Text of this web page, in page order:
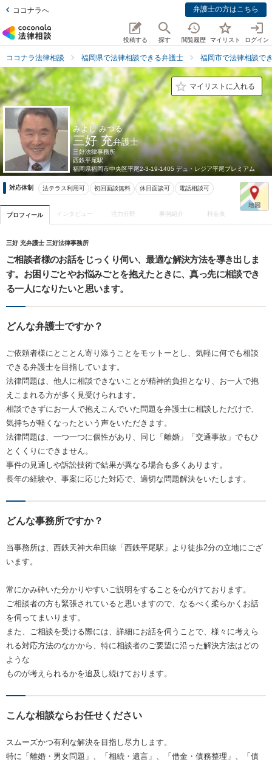
ココナラへ 弁護士の方はこちら
投稿する 探す 閲覧履歴 マイリスト ログイン
ココナラ法律相談 福岡県で法律相談できる弁護士 福岡市で法律相談で
マイリストに入れる
みよし みつる
三好 充弁護士
三好法律事務所
西鉄平尾駅
福岡県福岡市中央区平尾2-3-19-1405 デュ・レジア平尾プレミアム
対応体制 法テラス利用可 初回面談無料 休日面談可 電話相談可
プロフィール インタビュー 注力分野 事例紹介 料金表
三好 充弁護士 三好法律事務所
ご相談者様のお話をじっくり伺い、最適な解決方法を導き出しま
す。お困りごとやお悩みごとを抱えたときに、真っ先に相談でき
る一人になりたいと思います。
どんな弁護士ですか？
ご依頼者様にとことん寄り添うことをモットーとし、気軽に何でも相談
できる弁護士を目指しています。
法律問題は、他人に相談できないことが精神的負担となり、お一人で抱
えこまれる方が多く見受けられます。
相談できずにお一人で抱えこんでいた問題を弁護士に相談しただけで、
気持ちが軽くなったという声をいただきます。
法律問題は、一つ一つに個性があり、同じ「離婚」「交通事故」でもひ
とくくりにできません。
事件の見通しや訴訟技術で結果が異なる場合も多くあります。
長年の経験や、事案に応じた対応で、適切な問題解決をいたします。
どんな事務所ですか？
当事務所は、西鉄天神大牟田線「西鉄平尾駅」より徒歩2分の立地にござ
います。
常にかみ砕いた分かりやすいご説明をすることを心がけております。
ご相談者の方も緊張されていると思いますので、なるべく柔らかくお話
を伺ってまいります。
また、ご相談を受ける際には、詳細にお話を伺うことで、様々に考えら
れる対応方法のなかから、特に相談者のご要望に沿った解決方法はどの
ような
ものが考えられるかを追及し続けております。
こんな相談ならお任せください
スムーズかつ有利な解決を目指し尽力します。
特に「離婚・男女問題」、「相続・遺言」、「借金・債務整理」、「債